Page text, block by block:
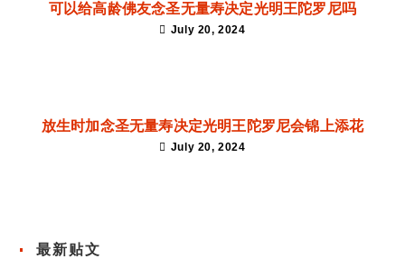
可以给高龄佛友念圣无量寿决定光明王陀罗尼吗
July 20, 2024
放生时加念圣无量寿决定光明王陀罗尼会锦上添花
July 20, 2024
最新贴文